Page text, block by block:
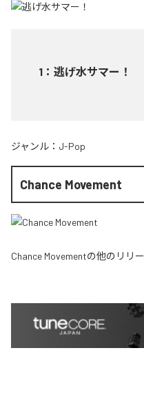
1 ： 逃げ水サマー！
ジャンル： J-Pop
Chance Movement
Chance Movementの他のリリー